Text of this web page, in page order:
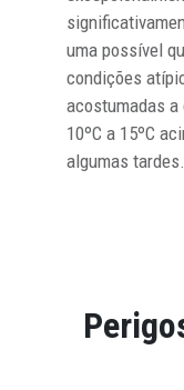
uma possível
condições
acostumadas
10ºC a 15ºC
algumas tardes.